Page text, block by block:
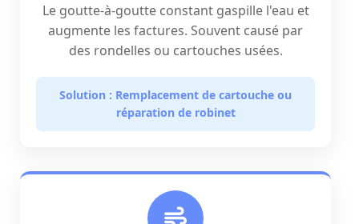
Le goutte-à-goutte constant gaspille l'eau et
augmente les factures. Souvent causé par
des rondelles ou cartouches usées.
Solution : Remplacement de cartouche ou
réparation de robinet